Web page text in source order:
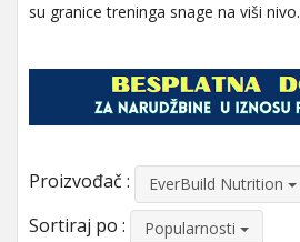
su granice treninga snage na viši nivo.
Proizvođač : EverBuild Nutrition
Sortiraj po : Popularnosti